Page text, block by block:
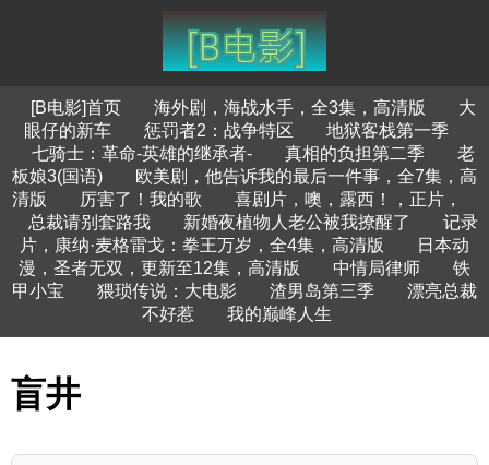
[B电影]首页 海外剧，海战水手，全3集，高清版
大
眼仔的新车
惩罚者2：战争特区
地狱客栈第一季
七骑士：革命-英雄的继承者-
真相的负担第二季
老
板娘3(国语)
欧美剧，他告诉我的最后一件事，全7集，高
清版
厉害了！我的歌
喜剧片，噢，露西！，正片，
总裁请别套路我
新婚夜植物人老公被我撩醒了
记录
片，康纳·麦格雷戈：拳王万岁，全4集，高清版
日本动
漫，圣者无双，更新至12集，高清版
中情局律师
铁
甲小宝
猥琐传说：大电影 渣男岛第三季
漂亮总裁
不好惹
我的巅峰人生
盲井